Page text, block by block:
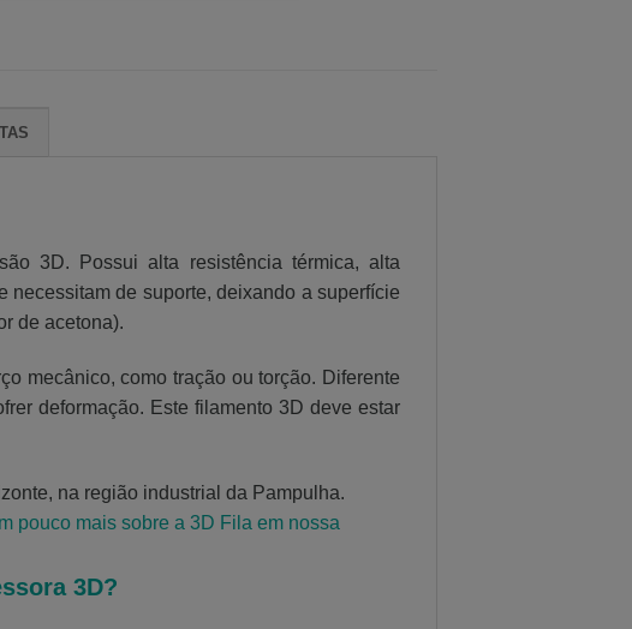
3D. Possui alta resistência térmica, alta
de suporte, deixando a superfície
de acetona).
mecânico, como tração ou torção. Diferente
deformação. Este filamento 3D deve estar
na região industrial da Pampulha.
pouco mais sobre a 3D Fila em nossa
3D?